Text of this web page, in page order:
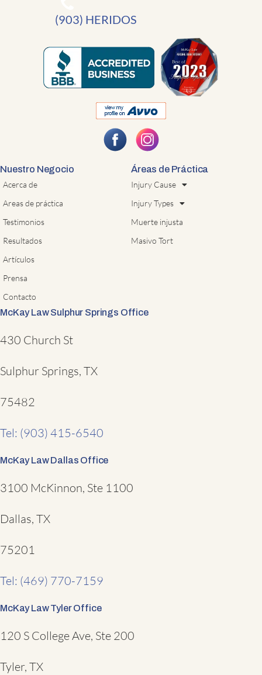
(903) HERIDOS
Nuestro Negocio
Acerca de
Areas de práctica
Testimonios
Resultados
Artículos
Prensa
Contacto
Áreas de Práctica
Injury Cause
Injury Types
Muerte injusta
Masivo Tort
McKay Law Sulphur Springs Office
430 Church St
Sulphur Springs, TX
75482
Tel: (903) 415-6540
McKay Law Dallas Office
3100 McKinnon, Ste 1100
Dallas, TX
75201
Tel: (469) 770-7159
McKay Law Tyler Office
120 S College Ave, Ste 200
Tyler, TX